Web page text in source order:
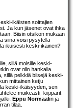
ikäisten soittajien
Ja kun jäsenet ovat ihka
Biisin otsikon mukaan
siinä voisi pysytellä
ikuisesti keski-ikäinen?
sillä moisille keski-
ovat niin hankalia.
sillä pelkkiä biisejä keski-
mittainen ketju
keski-ikäisyyden, sen
muikeasti, kiipparit
Eppu Normaalin ja
tilaa.